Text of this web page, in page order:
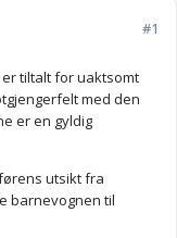
#1
tiltalt for uaktsomt
med den
er en gyldig
utsikt fra
barnevognen til